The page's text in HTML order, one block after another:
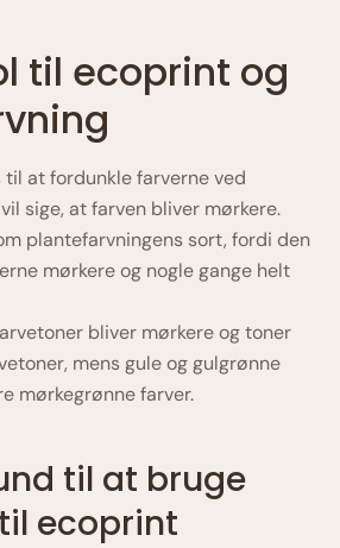
til ecoprint og
at fordunkle farverne ved
sige, at farven bliver mørkere.
plantefarvningens sort, fordi den
mørkere og nogle gange helt
bliver mørkere og toner
mens gule og gulgrønne
mørkegrønne farver.
til at bruge
ecoprint